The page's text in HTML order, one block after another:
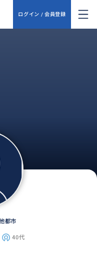
ログイン / 会員登録
都市
40代